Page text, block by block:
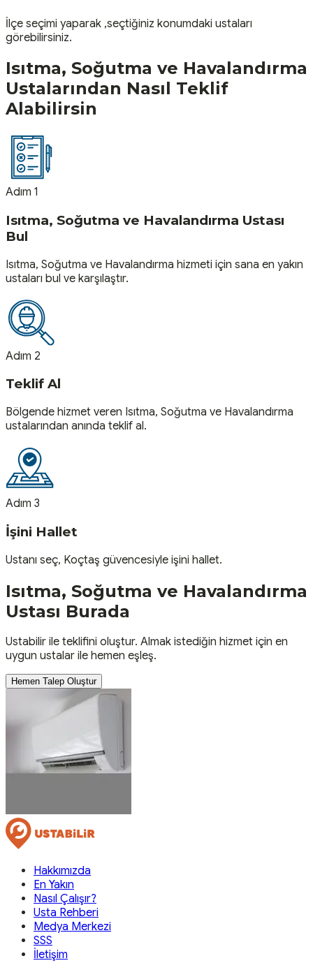
İlçe seçimi yaparak ,seçtiğiniz konumdaki ustaları
görebilirsiniz.
Isıtma, Soğutma ve Havalandırma
Ustalarından Nasıl Teklif
Alabilirsin
Adım 1
Isıtma, Soğutma ve Havalandırma Ustası
Bul
Isıtma, Soğutma ve Havalandırma hizmeti için sana en yakın
ustaları bul ve karşılaştır.
Adım 2
Teklif Al
Bölgende hizmet veren Isıtma, Soğutma ve Havalandırma
ustalarından anında teklif al.
Adım 3
İşini Hallet
Ustanı seç, Koçtaş güvencesiyle işini hallet.
Isıtma, Soğutma ve Havalandırma
Ustası Burada
Ustabilir ile teklifini oluştur. Almak istediğin hizmet için en
uygun ustalar ile hemen eşleş.
Hemen Talep Oluştur
Hakkımızda
En Yakın
Nasıl Çalışır?
Usta Rehberi
Medya Merkezi
SSS
İletişim